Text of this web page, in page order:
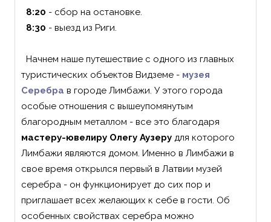
8:20 - сбор на остановке.
8:30 - выезд из Риги.
Начнем наше путешествие с одного из главных
туристических объектов Видземе - музея
Серебра в городе Лимбажи. У этого города
особые отношения с вышеупомянутым
благородным металлом - все это благодаря
мастеру-ювелиру Олегу Аузеру для которого
Лимбажи являются домом. Именно в Лимбажи в
свое время открылся первый в Латвии музей
серебра - он функционирует до сих пор и
приглашает всех желающих к себе в гости. Об
особенных свойствах серебра можно